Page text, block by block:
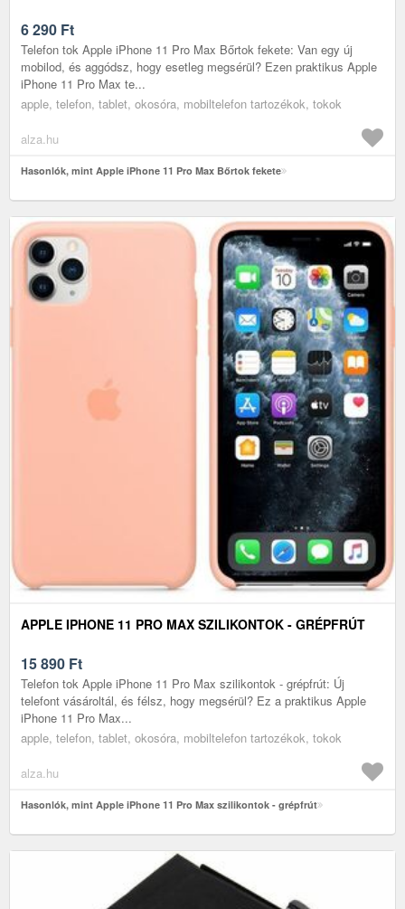
6 290 Ft
Telefon tok Apple iPhone 11 Pro Max Bőrtok fekete: Van egy új
mobilod, és aggódsz, hogy esetleg megsérül? Ezen praktikus Apple
iPhone 11 Pro Max te...
apple, telefon, tablet, okosóra, mobiltelefon tartozékok, tokok
alza.hu
Hasonlók, mint Apple iPhone 11 Pro Max Bőrtok fekete
APPLE IPHONE 11 PRO MAX SZILIKONTOK - GRÉPFRÚT
15 890 Ft
Telefon tok Apple iPhone 11 Pro Max szilikontok - grépfrút: Új
telefont vásároltál, és félsz, hogy megsérül? Ez a praktikus Apple
iPhone 11 Pro Max...
apple, telefon, tablet, okosóra, mobiltelefon tartozékok, tokok
alza.hu
Hasonlók, mint Apple iPhone 11 Pro Max szilikontok - grépfrút